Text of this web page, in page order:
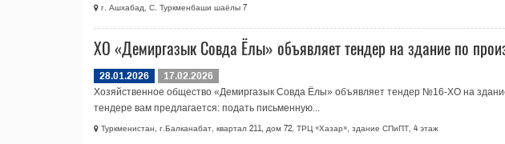
г. Ашхабад, С. Туркменбаши шаёлы 7
ХO «Демиргазык Совда Ёлы» объявляет тендер на здание по
28.01.2026
17.02.2026
Хозяйственное общество «Демиргазык Совда Ёлы» объявляет тендер №16-ХО на
тендере вам предлагается: подать письменную...
Туркменистан, г.Балканабат, квартал 211, дом 72, ТРЦ «Хазар», здание СПиПТ, 4 этаж